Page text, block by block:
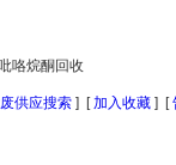
咯烷酮回收
供应搜索 ] [加入收藏 ] [